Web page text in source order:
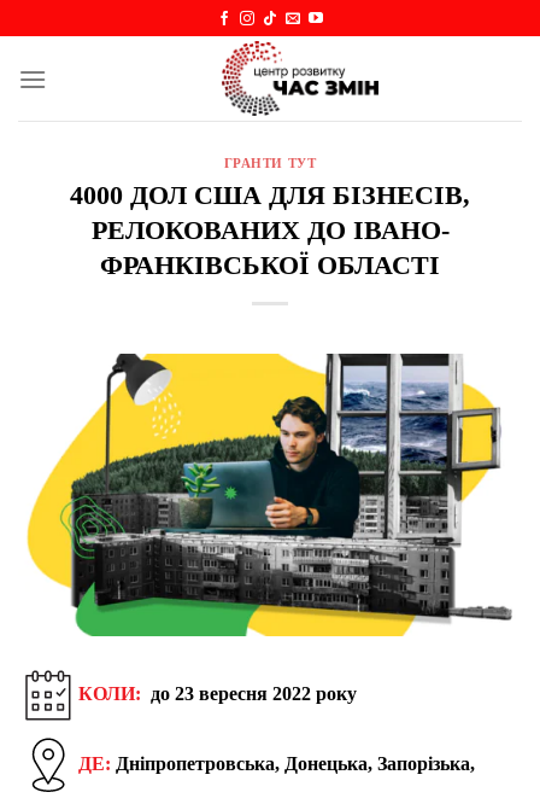
content
ГРАНТИ ТУТ
4000 ДОЛ США ДЛЯ БІЗНЕСІВ,
РЕЛОКОВАНИХ ДО ІВАНО-
ФРАНКІВСЬКОЇ ОБЛАСТІ
КОЛИ: до 23 вересня 2022 року
ДЕ: Дніпропетровська, Донецька, Запорізька,